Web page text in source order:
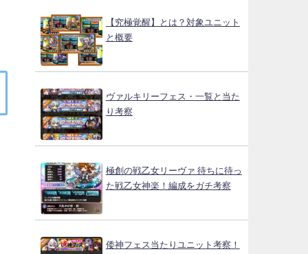
【究極覚醒】とは？対象ユニット
と概要
ヴァルキリーフェス・一覧と当た
り考察
極創の戦乙女リーヴァ 待ちに待っ
た戦乙女神楽！編成をガチ考察
倭神フェス当たりユニット考察！